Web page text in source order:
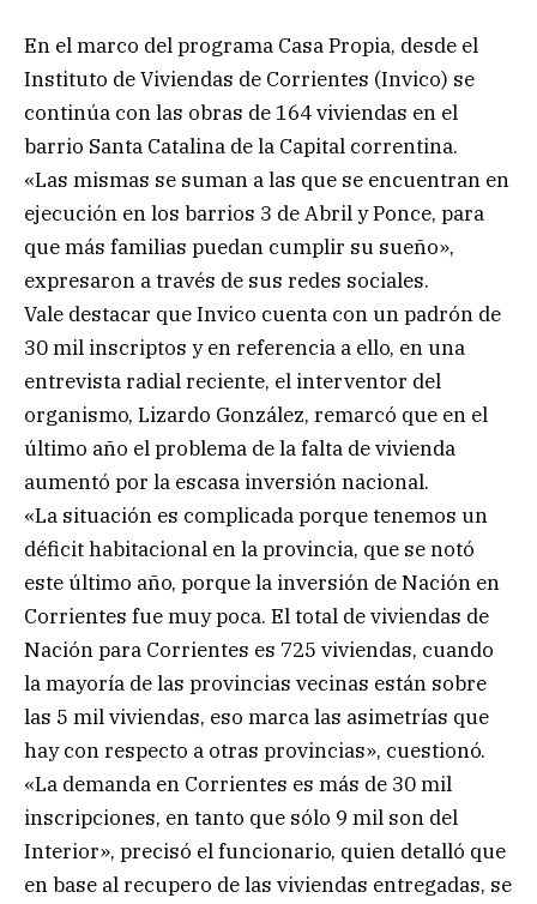
En el marco del programa Casa Propia, desde el
Instituto de Viviendas de Corrientes (Invico) se
continúa con las obras de 164 viviendas en el
barrio Santa Catalina de la Capital correntina.
«Las mismas se suman a las que se encuentran en
ejecución en los barrios 3 de Abril y Ponce, para
que más familias puedan cumplir su sueño»,
expresaron a través de sus redes sociales.
Vale destacar que Invico cuenta con un padrón de
30 mil inscriptos y en referencia a ello, en una
entrevista radial reciente, el interventor del
organismo, Lizardo González, remarcó que en el
último año el problema de la falta de vivienda
aumentó por la escasa inversión nacional.
«La situación es complicada porque tenemos un
déficit habitacional en la provincia, que se notó
este último año, porque la inversión de Nación en
Corrientes fue muy poca. El total de viviendas de
Nación para Corrientes es 725 viviendas, cuando
la mayoría de las provincias vecinas están sobre
las 5 mil viviendas, eso marca las asimetrías que
hay con respecto a otras provincias», cuestionó.
«La demanda en Corrientes es más de 30 mil
inscripciones, en tanto que sólo 9 mil son del
Interior», precisó el funcionario, quien detalló que
en base al recupero de las viviendas entregadas, se